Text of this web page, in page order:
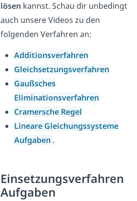
lösen kannst. Schau dir unbedingt
auch unsere Videos zu den
folgenden Verfahren an:
Additionsverfahren
Gleichsetzungsverfahren
Gaußsches
Eliminationsverfahren
Cramersche Regel
Lineare Gleichungssysteme
Aufgaben .
Einsetzungsverfahren
Aufgaben